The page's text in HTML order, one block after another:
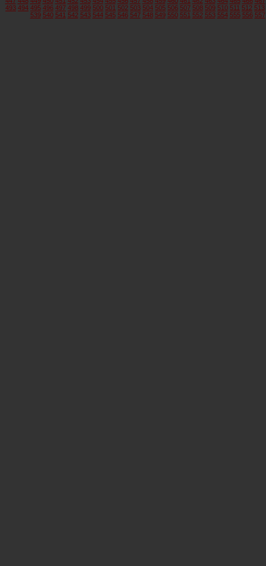
493 494 495 496 497 498 499 500 501 502 503 504 505 506 507 508 509 510 511 512 513
539 540 541 542 543 544 545 546 547 548 549 550 551 552 553 554 555 556 557